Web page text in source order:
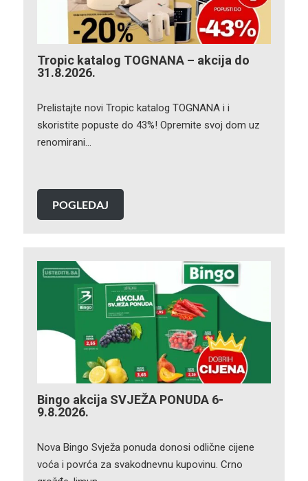
Tropic katalog TOGNANA – akcija do
31.8.2026.
Prelistajte novi Tropic katalog TOGNANA i i
skoristite popuste do 43%! Opremite svoj dom uz
renomirani…
POGLEDAJ
Bingo akcija SVJEŽA PONUDA 6-
9.8.2026.
Nova Bingo Svježa ponuda donosi odlične cijene
voća i povrća za svakodnevnu kupovinu. Crno